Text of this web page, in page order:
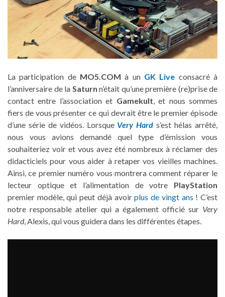
La participation de MO5.COM à un GK Live consacré à
l’anniversaire de la Saturn n’était qu’une première (re)prise de
contact entre l’association et Gamekult, et nous sommes
fiers de vous présenter ce qui devrait être le premier épisode
d’une série de vidéos. Lorsque Very Hard s’est hélas arrêté,
nous vous avions demandé quel type d’émission vous
souhaiteriez voir et vous avez été nombreux à réclamer des
didacticiels pour vous aider à retaper vos vieilles machines.
Ainsi, ce premier numéro vous montrera comment réparer le
lecteur optique et l’alimentation de votre PlayStation
premier modèle, qui peut déjà avoirplus de vingt ans ! C’est
notre responsable atelier qui a également officié sur Very
Hard, Alexis, qui vous guidera dans les différentes étapes.